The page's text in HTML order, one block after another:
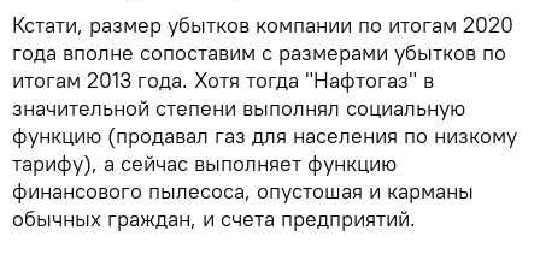
Кстати, размер убытков компании по итогам 2020
года вполне сопоставим с размерами убытков по
итогам 2013 года. Хотя тогда "Нафтогаз" в
значительной степени выполнял социальную
функцию (продавал газ для населения по низкому
тарифу), а сейчас выполняет функцию
финансового пылесоса, опустошая и карманы
обычных граждан, и счета предприятий.